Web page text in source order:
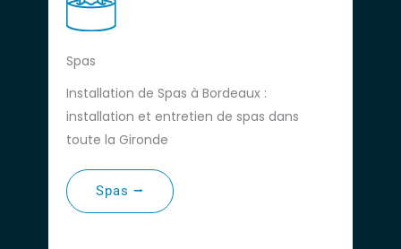
Spas
Installation de Spas à Bordeaux :
installation et entretien de spas dans
toute la Gironde
Spas ⭢